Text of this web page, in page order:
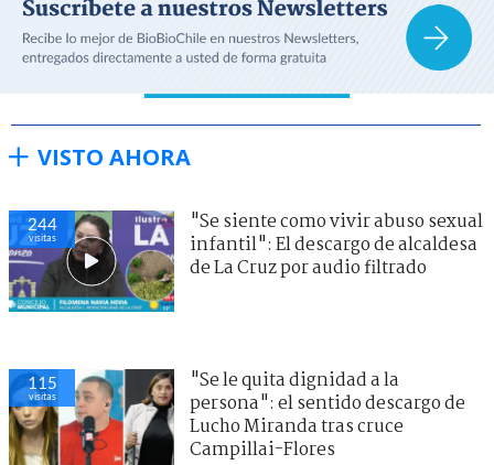
VISTO AHORA
244
visitas
"Se siente como vivir abuso sexual
infantil": El descargo de alcaldesa
de La Cruz por audio filtrado
115
visitas
"Se le quita dignidad a la
persona": el sentido descargo de
Lucho Miranda tras cruce
Campillai-Flores